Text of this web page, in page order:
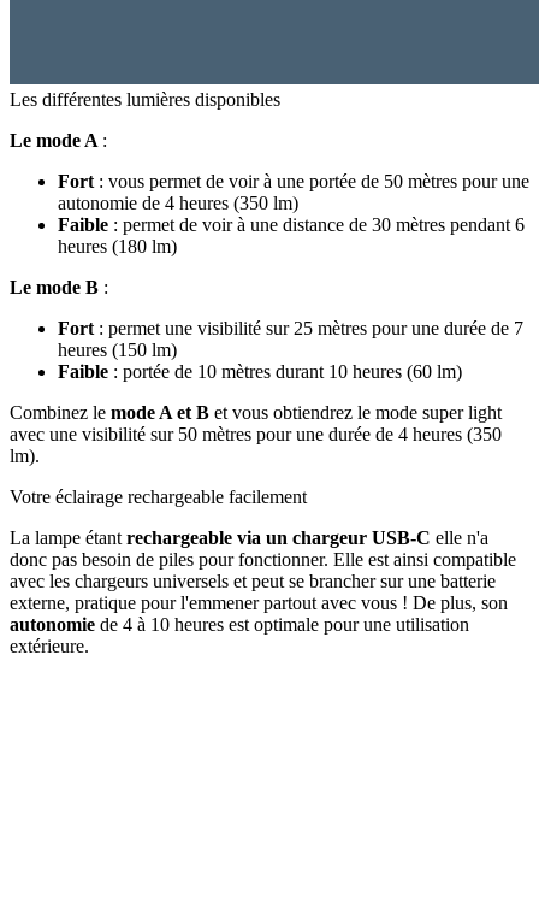
Les différentes lumières disponibles
Le mode A :
Fort : vous permet de voir à une portée de 50 mètres pour une
autonomie de 4 heures (350 lm)
Faible : permet de voir à une distance de 30 mètres pendant 6
heures (180 lm)
Le mode B :
Fort : permet une visibilité sur 25 mètres pour une durée de 7
heures (150 lm)
Faible : portée de 10 mètres durant 10 heures (60 lm)
Combinez le mode A et B et vous obtiendrez le mode super light
avec une visibilité sur 50 mètres pour une durée de 4 heures (350
lm).
Votre éclairage rechargeable facilement
La lampe étant rechargeable via un chargeur USB-C elle n'a
donc pas besoin de piles pour fonctionner. Elle est ainsi compatible
avec les chargeurs universels et peut se brancher sur une batterie
externe, pratique pour l'emmener partout avec vous ! De plus, son
autonomie de 4 à 10 heures est optimale pour une utilisation
extérieure.